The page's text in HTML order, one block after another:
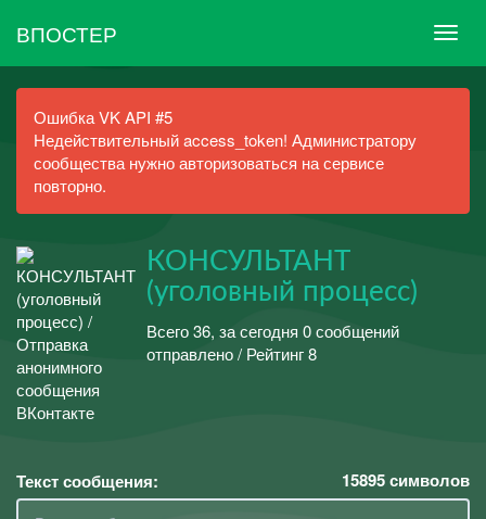
ВПОСТЕР
Ошибка VK API #5
Недействительный access_token! Администратору
сообщества нужно авторизоваться на сервисе
повторно.
КОНСУЛЬТАНТ
(уголовный процесс)
Всего 36, за сегодня 0 сообщений
отправлено / Рейтинг 8
Текст сообщения: 15895символов